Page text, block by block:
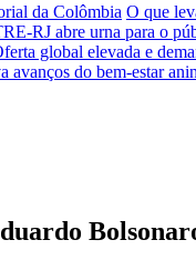
da Colômbia O que
RJ abre urna para o
global elevada e
avanços do bem-estar